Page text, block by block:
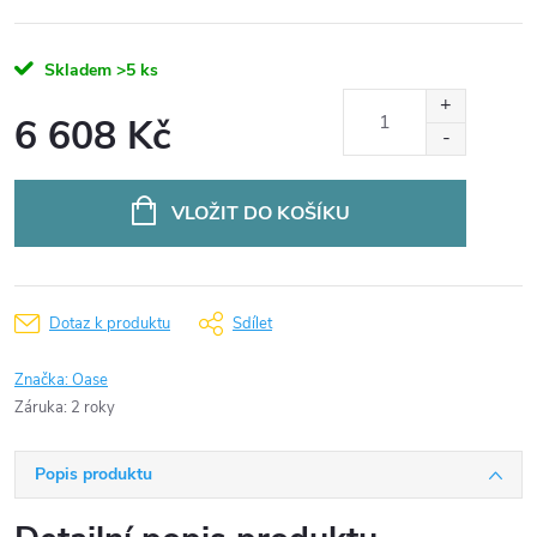
Skladem >5 ks
6 608 Kč
VLOŽIT DO KOŠÍKU
Dotaz k produktu Sdílet
Značka:Oase
Záruka: 2 roky
Popis produktu